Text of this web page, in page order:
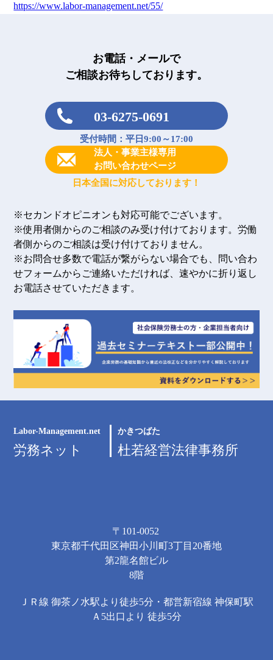
https://www.labor-management.net/55/
お電話・メールで
ご相談お待ちしております。
03-6275-0691
受付時間：平日9:00～17:00
法人・事業主様専用
お問い合わせページ
日本全国に対応しております！
※セカンドオピニオンも対応可能でございます。
※使用者側からのご相談のみ受け付けております。労働
者側からのご相談は受け付けておりません。
※お問合せ多数で電話が繋がらない場合でも、問い合わ
せフォームからご連絡いただければ、速やかに折り返し
お電話させていただきます。
Labor-Management.net
労務ネット
かきつばた
杜若経営法律事務所
〒101-0052
東京都千代田区神田小川町3丁目20番地
第2龍名館ビル
8階
ＪＲ線 御茶ノ水駅より徒歩5分・都営新宿線 神保町駅
Ａ5出口より 徒歩5分